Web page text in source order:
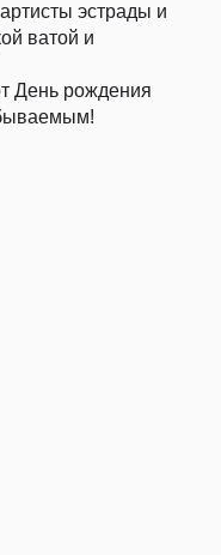
эстрады и
ватой и
День рождения